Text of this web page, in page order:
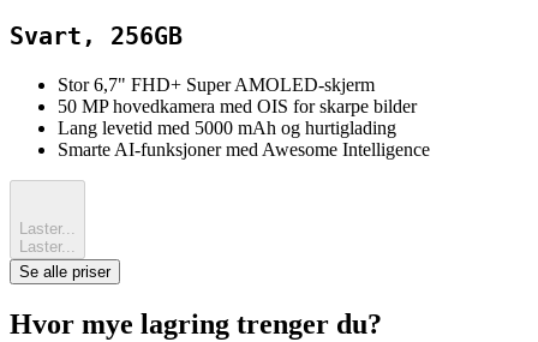
Svart, 256GB
Stor 6,7" FHD+ Super AMOLED‑skjerm
50 MP hovedkamera med OIS for skarpe bilder
Lang levetid med 5000 mAh og hurtiglading
Smarte AI‑funksjoner med Awesome Intelligence
Laster...
Laster...
Se alle priser
Hvor mye lagring trenger du?